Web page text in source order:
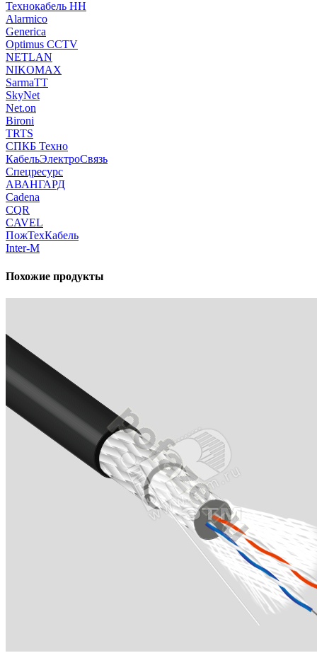
Технокабель НН
Alarmico
Generica
Optimus CCTV
NETLAN
NIKOMAX
SarmaTT
SkyNet
Net.on
Bironi
TRTS
СПКБ Техно
КабельЭлектроСвязь
Спецресурс
АВАНГАРД
Cadena
CQR
CAVEL
ПожТехКабель
Inter-M
Похожие продукты